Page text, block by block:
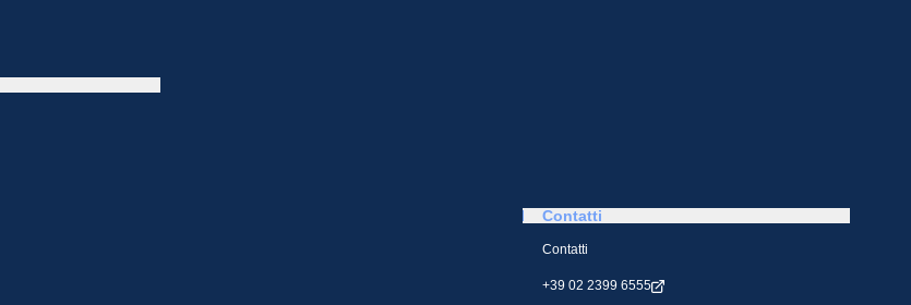
Contatti
Contatti
+39 02 2399 6555